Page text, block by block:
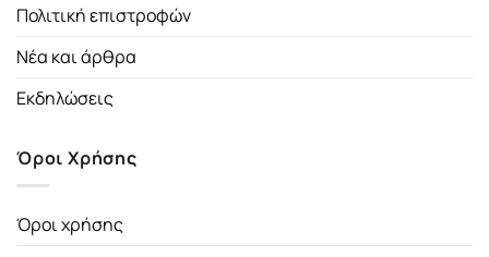
Πολιτική επιστροφών
Νέα και άρθρα
Εκδηλώσεις
Όροι Χρήσης
Όροι χρήσης